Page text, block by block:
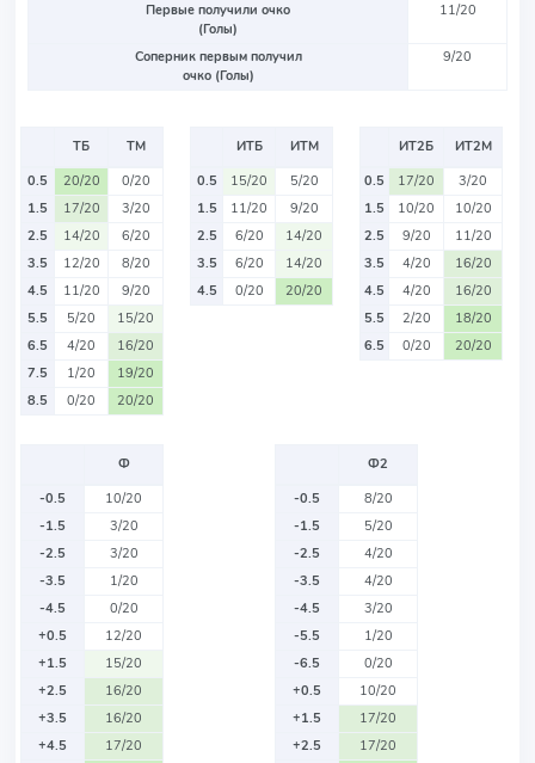
Первые получили очко
(Голы)
11/20
Соперник первым получил
очко (Голы)
9/20
ТБ
ТМ
0.5
20/20
0/20
1.5
17/20
3/20
2.5
14/20
6/20
3.5
12/20
8/20
4.5
11/20
9/20
5.5
5/20
15/20
6.5
4/20
16/20
7.5
1/20
19/20
8.5
0/20 20/20
ИТБ
ИТМ
0.5
15/20
5/20
1.5
11/20
9/20
2.5
6/20
14/20
3.5
6/20
14/20
4.5
0/20 20/20
ИТ2Б
ИТ2М
0.5
17/20
3/20
1.5
10/20
10/20
2.5
9/20
11/20
3.5
4/20
16/20
4.5
4/20
16/20
5.5
2/20
18/20
6.5
0/20 20/20
Ф
-0.5
10/20
-1.5
3/20
-2.5
3/20
-3.5
1/20
-4.5
0/20
+0.5
12/20
+1.5
15/20
+2.5
16/20
+3.5
16/20
+4.5
17/20
Ф2
-0.5
8/20
-1.5
5/20
-2.5
4/20
-3.5
4/20
-4.5
3/20
-5.5
1/20
-6.5
0/20
+0.5
10/20
+1.5
17/20
+2.5
17/20